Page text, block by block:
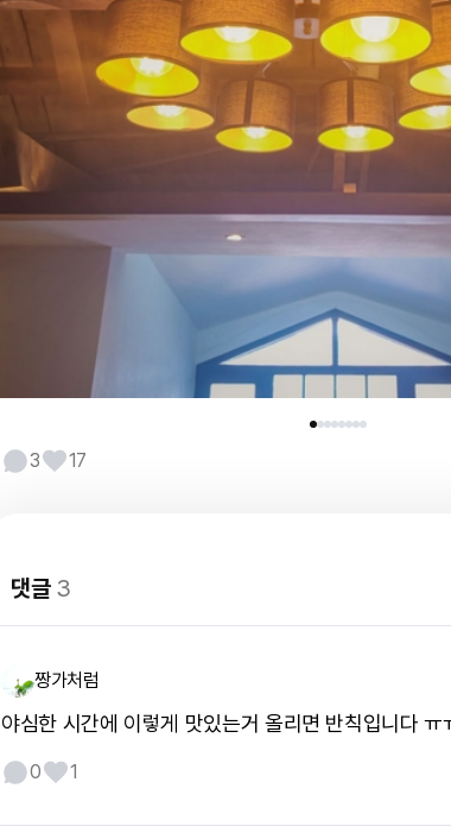
3 17
댓글3
짱가처럼
야심한 시간에 이렇게 맛있는거 올리면 반칙입니다 ㅠ
0 1